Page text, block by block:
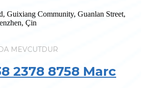
Guixiang Community, Guanlan Street,
Çin
MEVCUTDUR
2378 8758 Marc